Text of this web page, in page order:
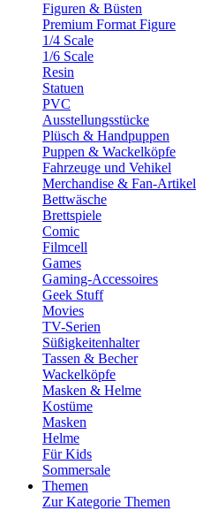
Figuren & Büsten
Premium Format Figure
1/4 Scale
1/6 Scale
Resin
Statuen
PVC
Ausstellungsstücke
Plüsch & Handpuppen
Puppen & Wackelköpfe
Fahrzeuge und Vehikel
Merchandise & Fan-Artikel
Bettwäsche
Brettspiele
Comic
Filmcell
Games
Gaming-Accessoires
Geek Stuff
Movies
TV-Serien
Süßigkeitenhalter
Tassen & Becher
Wackelköpfe
Masken & Helme
Kostüme
Masken
Helme
Für Kids
Sommersale
Themen
Zur Kategorie Themen